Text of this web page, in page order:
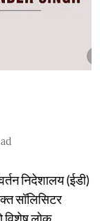
निदेशालय (ईडी)
सॉलिसिटर
विशेष लोक